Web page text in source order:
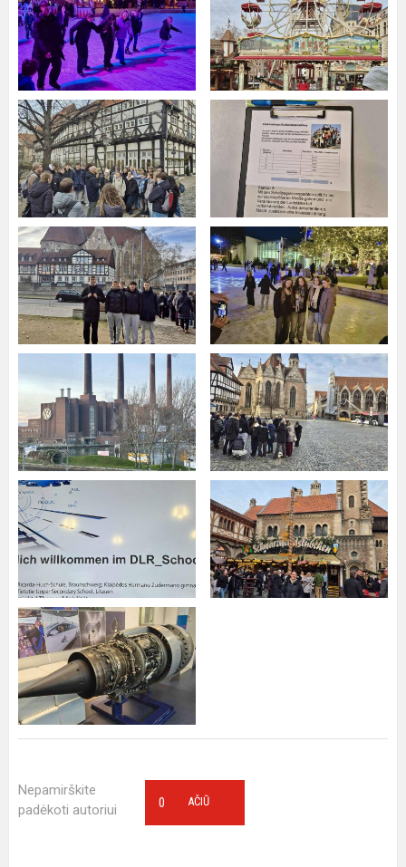
Nepamirškite
padėkoti autoriui
AČIŪ
0